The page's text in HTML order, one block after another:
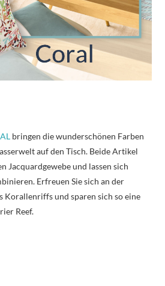
bringen die wunderschönen Farben
auf den Tisch. Beide Artikel
Jacquardgewebe und lassen sich
Erfreuen Sie sich an der
Korallenriffs und sparen sich so eine
Reef.